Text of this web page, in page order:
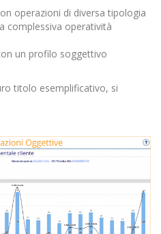
operazioni di diversa tipologia
complessiva operatività
un profilo soggettivo
titolo esemplificativo, si